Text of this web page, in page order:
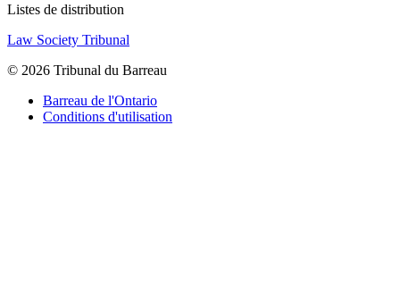
Listes de distribution
Law Society Tribunal
© 2026 Tribunal du Barreau
Barreau de l'Ontario
Conditions d'utilisation